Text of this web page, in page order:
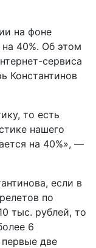
на фоне
40%. Об этом
сервиса
Константинов
то есть
нашего
на 40%», —
если в
по
тыс. рублей, то
6
первые две